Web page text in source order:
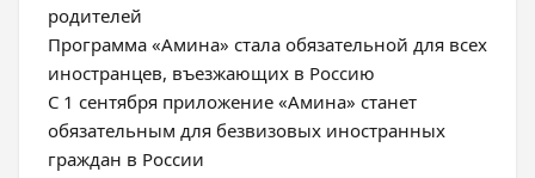
родителей
Программа «Амина» стала обязательной для всех
иностранцев, въезжающих в Россию
С 1 сентября приложение «Амина» станет
обязательным для безвизовых иностранных
граждан в России